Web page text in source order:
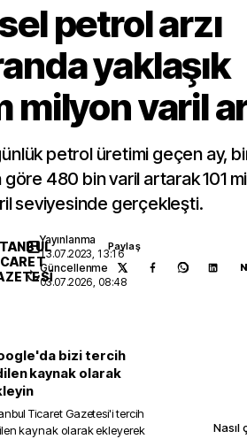
petrol arzı
yaklaşık
milyon varil
petrol üretimi geçen ay,
480 bin varil artarak 101
seviyesinde gerçekleşti.
Yayınlanma
13.07.2023, 13:16
Güncellenme
03.07.2026, 08:48
Paylaş
N
bizi tercih
kaynak olarak
Ticaret Gazetesi'i tercih
kaynak olarak ekleyerek
Nasıl